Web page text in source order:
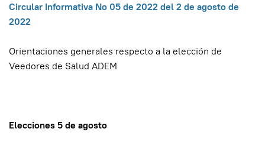
Circular Informativa No 05 de 2022 del 2 de agosto de
2022
Orientaciones generales respecto a la elección de
Veedores de Salud ADEM
Elecciones 5 de agosto